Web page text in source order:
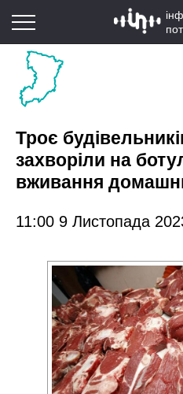
Троє
захворіли на
вживання
11:00 9 Листопада